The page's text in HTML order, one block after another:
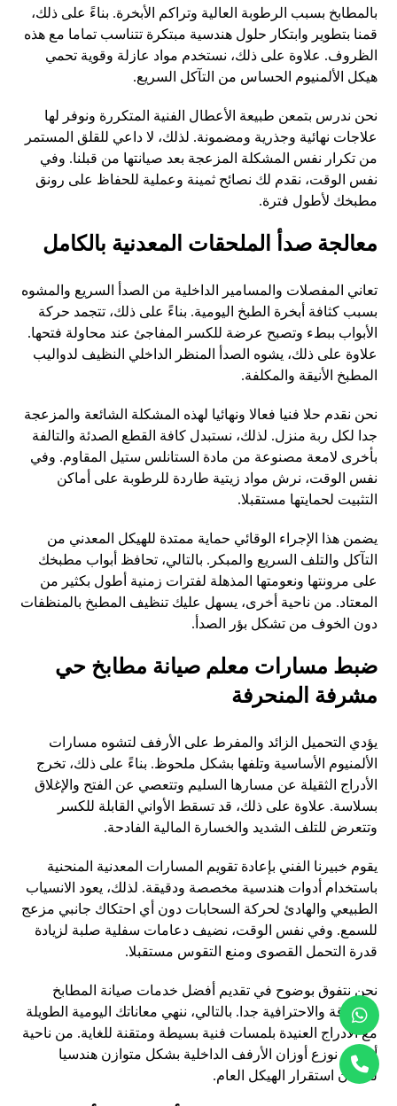
بالمطابخ بسبب الرطوبة العالية وتراكم الأبخرة. بناءً على ذلك،
قمنا بتطوير وابتكار حلول هندسية مبتكرة تتناسب تماما مع هذه
الظروف. علاوة على ذلك، نستخدم مواد عازلة وقوية تحمي
هيكل الألمنيوم الحساس من التآكل السريع.
نحن ندرس بتمعن طبيعة الأعطال الفنية المتكررة ونوفر لها
علاجات نهائية وجذرية ومضمونة. لذلك، لا داعي للقلق المستمر
من تكرار نفس المشكلة المزعجة بعد صيانتها من قبلنا. وفي
نفس الوقت، نقدم لك نصائح ثمينة وعملية للحفاظ على رونق
مطبخك لأطول فترة.
معالجة صدأ الملحقات المعدنية بالكامل
تعاني المفصلات والمسامير الداخلية من الصدأ السريع والمشوه
بسبب كثافة أبخرة الطبخ اليومية. بناءً على ذلك، تتجمد حركة
الأبواب ببطء وتصبح عرضة للكسر المفاجئ عند محاولة فتحها.
علاوة على ذلك، يشوه الصدأ المنظر الداخلي النظيف لدواليب
المطبخ الأنيقة والمكلفة.
نحن نقدم حلا فنيا فعالا ونهائيا لهذه المشكلة الشائعة والمزعجة
جدا لكل ربة منزل. لذلك، نستبدل كافة القطع الصدئة والتالفة
بأخرى لامعة مصنوعة من مادة الستانلس ستيل المقاوم. وفي
نفس الوقت، نرش مواد زيتية طاردة للرطوبة على أماكن
التثبيت لحمايتها مستقبلا.
يضمن هذا الإجراء الوقائي حماية ممتدة للهيكل المعدني من
التآكل والتلف السريع والمبكر. بالتالي، تحافظ أبواب مطبخك
على مرونتها ونعومتها المذهلة لفترات زمنية أطول بكثير من
المعتاد. من ناحية أخرى، يسهل عليك تنظيف المطبخ بالمنظفات
دون الخوف من تشكل بؤر الصدأ.
ضبط مسارات معلم صيانة مطابخ حي
مشرفة المنحرفة
يؤدي التحميل الزائد والمفرط على الأرفف لتشوه مسارات
الألمنيوم الأساسية وتلفها بشكل ملحوظ. بناءً على ذلك، تخرج
الأدراج الثقيلة عن مسارها السليم وتتعصي عن الفتح والإغلاق
بسلاسة. علاوة على ذلك، قد تسقط الأواني القابلة للكسر
وتتعرض للتلف الشديد والخسارة المالية الفادحة.
يقوم خبيرنا الفني بإعادة تقويم المسارات المعدنية المنحنية
باستخدام أدوات هندسية مخصصة ودقيقة. لذلك، يعود الانسياب
الطبيعي والهادئ لحركة السحابات دون أي احتكاك جانبي مزعج
للسمع. وفي نفس الوقت، نضيف دعامات سفلية صلبة لزيادة
قدرة التحمل القصوى ومنع التقوس مستقبلا.
نحن نتفوق بوضوح في تقديم أفضل خدمات صيانة المطابخ
الموثوقة والاحترافية جدا. بالتالي، ننهي معاناتك اليومية الطويلة
مع الأدراج العنيدة بلمسات فنية بسيطة ومتقنة للغاية. من ناحية
أخرى، نوزع أوزان الأرفف الداخلية بشكل متوازن هندسيا
لضمان استقرار الهيكل العام.